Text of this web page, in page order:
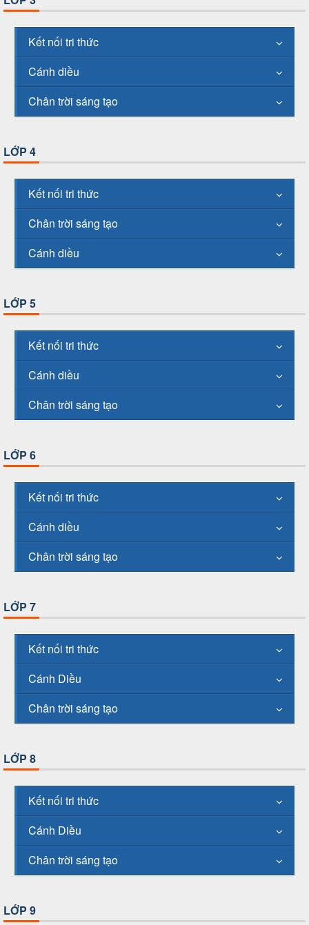
Kết nối tri thức
Cánh diều
Chân trời sáng tạo
LỚP 4
Kết nối tri thức
Chân trời sáng tạo
Cánh diều
LỚP 5
Kết nối tri thức
Cánh diều
Chân trời sáng tạo
LỚP 6
Kết nối tri thức
Cánh diều
Chân trời sáng tạo
LỚP 7
Kết nối tri thức
Cánh Diều
Chân trời sáng tạo
LỚP 8
Kết nối tri thức
Cánh Diều
Chân trời sáng tạo
LỚP 9